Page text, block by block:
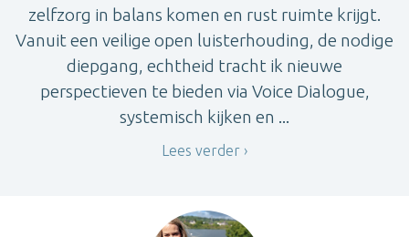
zelfzorg in balans komen en rust ruimte krijgt.
Vanuit een veilige open luisterhouding, de nodige
diepgang, echtheid tracht ik nieuwe
perspectieven te bieden via Voice Dialogue,
systemisch kijken en ...
Lees verder